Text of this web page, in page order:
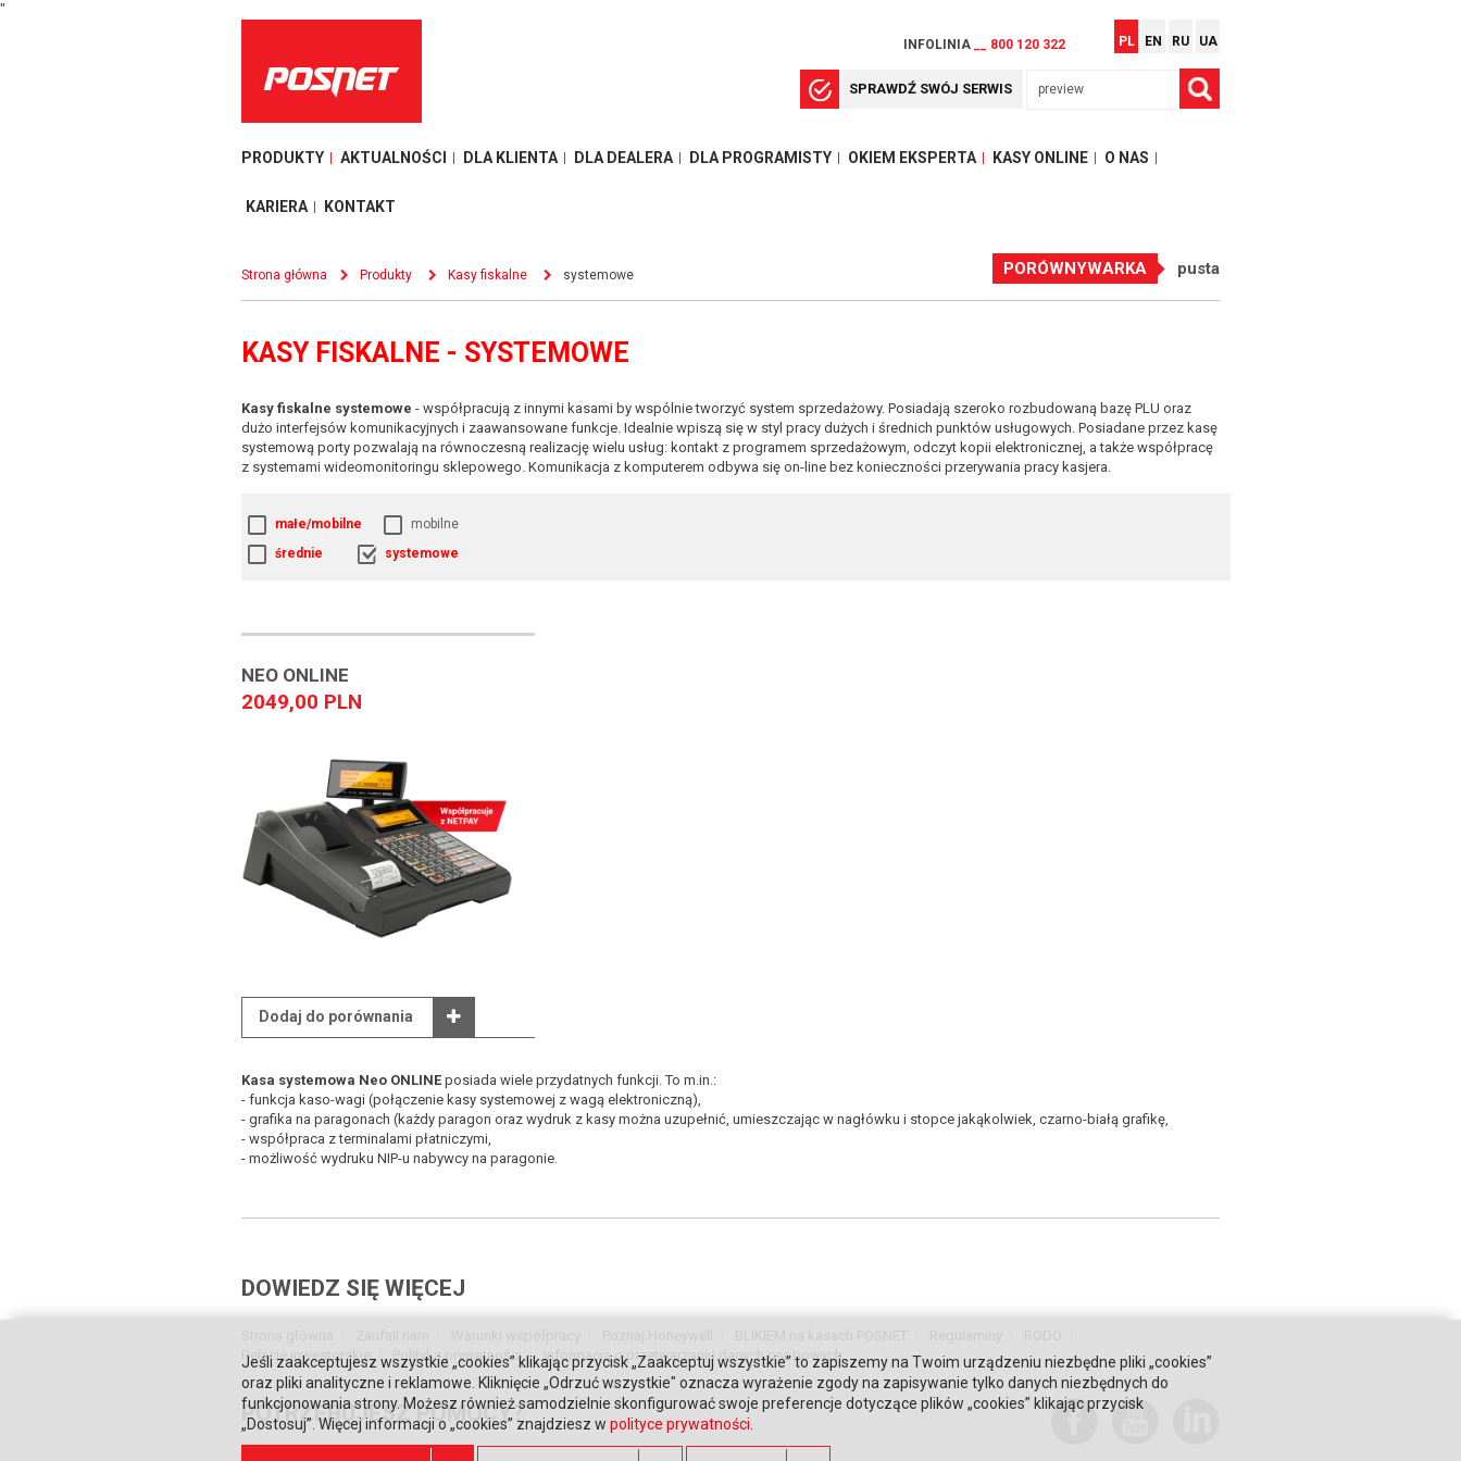
"
INFOLINIA __ 800 120 322 PL EN RU UA
SPRAWDŹ SWÓJ SERWIS
PRODUKTY AKTUALNOŚCI DLA KLIENTA DLA DEALERA DLA PROGRAMISTY OKIEM EKSPERTA KASY ONLINE O NAS
KARIERA KONTAKT
Strona główna Produkty Kasy fiskalne systemowe PORÓWNYWARKA pusta
KASY FISKALNE - SYSTEMOWE
Kasy fiskalne systemowe - współpracują z innymi kasami by wspólnie tworzyć system sprzedażowy. Posiadają szeroko rozbudowaną bazę PLU oraz
dużo interfejsów komunikacyjnych i zaawansowane funkcje. Idealnie wpiszą się w styl pracy dużych i średnich punktów usługowych. Posiadane przez kasę
systemową porty pozwalają na równoczesną realizację wielu usług: kontakt z programem sprzedażowym, odczyt kopii elektronicznej, a także współpracę
z systemami wideomonitoringu sklepowego. Komunikacja z komputerem odbywa się on-line bez konieczności przerywania pracy kasjera.
małe/mobilne
mobilne
średnie
systemowe
NEO ONLINE
2049,00 PLN
Dodaj do porównania
Kasa systemowa Neo ONLINEposiada wiele przydatnych funkcji. To m.in.:
- funkcja kaso-wagi (połączenie kasy systemowej z wagą elektroniczną),
- grafika na paragonach (każdy paragon oraz wydruk z kasy można uzupełnić, umieszczając w nagłówku i stopce jakąkolwiek, czarno-białą grafikę,
- współpraca z terminalami płatniczymi,
- możliwość wydruku NIP-u nabywcy na paragonie.
DOWIEDZ SIĘ WIĘCEJ
Relacje inwestorskie
Polityka prywatności Informacja o przetwarzaniu danych osobowych
POTRZEBUJESZ POMOCY?
Jeśli zaakceptujesz wszystkie „cookies” klikając przycisk „Zaakceptuj wszystkie” to zapiszemy na Twoim urządzeniu niezbędne pliki „cookies”
oraz pliki analityczne i reklamowe. Kliknięcie „Odrzuć wszystkie" oznacza wyrażenie zgody na zapisywanie tylko danych niezbędnych do
funkcjonowania strony. Możesz również samodzielnie skonfigurować swoje preferencje dotyczące plików „cookies” klikając przycisk
„Dostosuj”. Więcej informacji o „cookies” znajdziesz w polityce prywatności.